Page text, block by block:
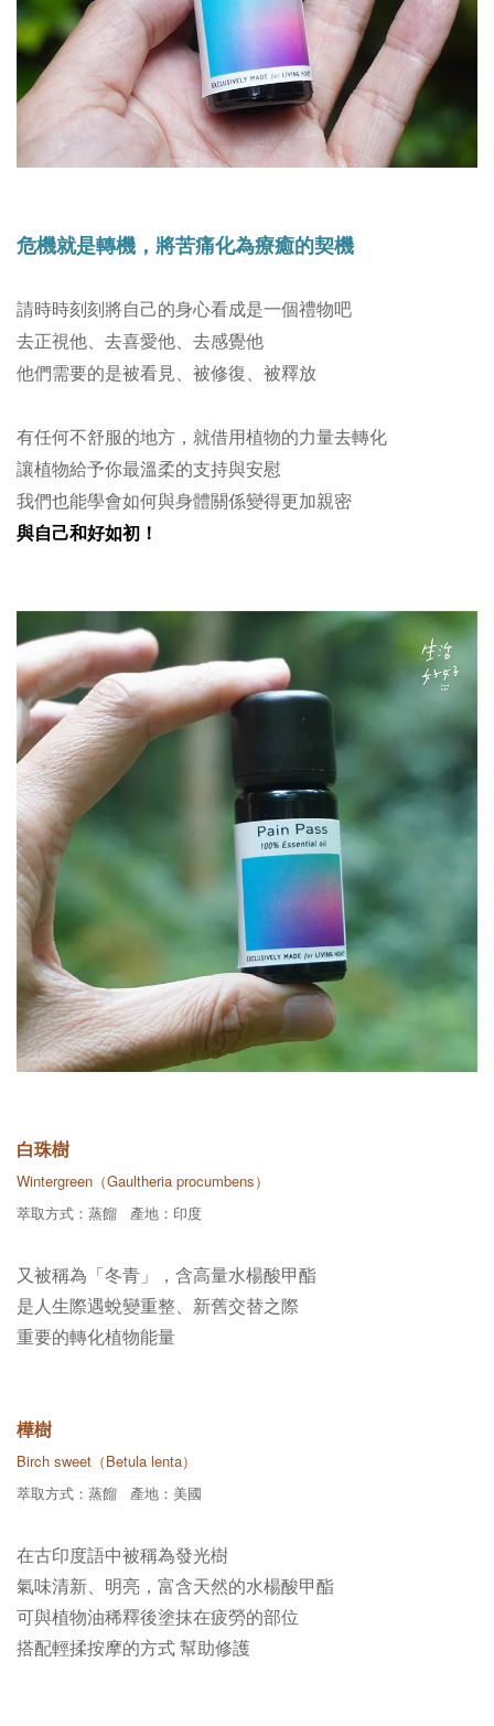
危機就是轉機，將苦痛化為療癒的契機
請時時刻刻將自己的身心看成是一個禮物吧
去正視他、去喜愛他、去感覺他
他們需要的是被看見、被修復、被釋放
有任何不舒服的地方，就借用植物的力量去轉化
讓植物給予你最溫柔的支持與安慰
我們也能學會如何與身體關係變得更加親密
與自己和好如初！
白珠樹
Wintergreen（Gaultheria procumbens）
萃取方式：蒸餾 產地：印度
又被稱為「冬青」，含高量水楊酸甲酯
是人生際遇蛻變重整、新舊交替之際
重要的轉化植物能量
樺樹
Birch sweet（Betula lenta）
萃取方式：蒸餾 產地：美國
在古印度語中被稱為發光樹
氣味清新、明亮，富含天然的水楊酸甲酯
可與植物油稀釋後塗抹在疲勞的部位
搭配輕揉按摩的方式 幫助修護